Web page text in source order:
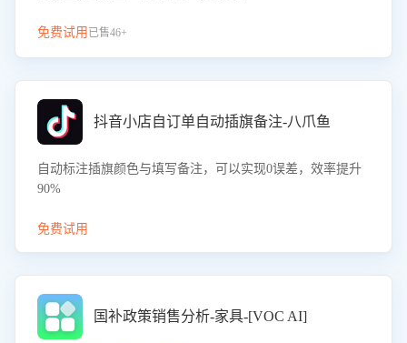
免费试用 已售46+
抖音小店自订单自动插旗备注-八爪鱼
自动标注插旗颜色与填写备注，可以实现0误差，效率提升
90%
免费试用
国补政策销售分析-家具-[VOC AI]